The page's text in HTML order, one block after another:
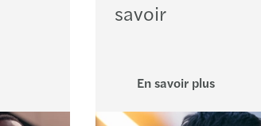
savoir
En savoir plus